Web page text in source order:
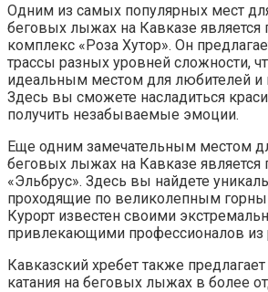
Одним из самых популярных мест
беговых лыжах на Кавказе
комплекс «Роза Хутор». Он
трассы разных уровней сложности,
идеальным местом для любителей и
Здесь вы сможете насладиться
получить незабываемые эмоции.
Еще одним замечательным местом
беговых лыжах на Кавказе является
«Эльбрус». Здесь вы найдете
проходящие по великолепным
Курорт известен своими
привлекающими профессионалов из
Кавказский хребет также
катания на беговых лыжах в более